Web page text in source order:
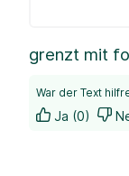
grenzt mit
War der Text
Ja (0)